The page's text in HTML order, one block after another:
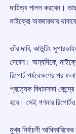
দায়িত্ব পালন করবেন।
মাইক্রো অবজারভার
তাঁর দাবি, কাউন্টিং
দেবেন। অন্যদিকে,
রিপোর্ট পর্যবেক্ষণের পর
প্রত্যেক বিধানসভা
হবে। সেই গণনার
মুখ্য নির্বাচনী